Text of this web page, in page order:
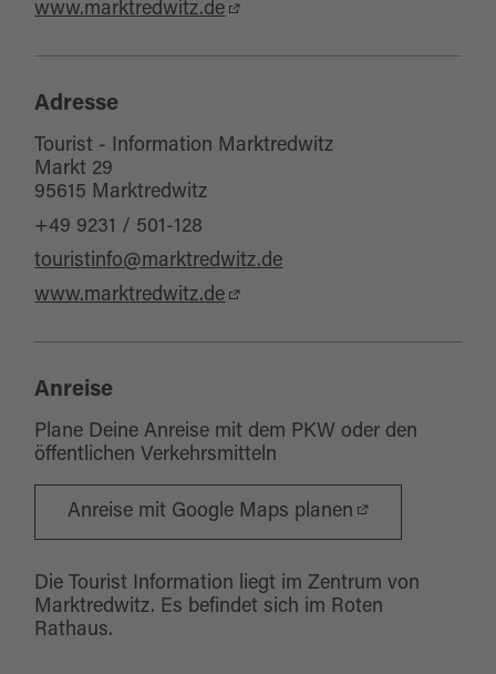
Ausflugsziele
Webcams
www.marktredwitz.de
Adresse
Tourist - Information Marktredwitz
Markt 29
95615 Marktredwitz
+49 9231 / 501-128
touristinfo@marktredwitz.de
www.marktredwitz.de
Anreise
Plane Deine Anreise mit dem PKW oder den
öffentlichen Verkehrsmitteln
Anreise mit Google Maps planen
Die Tourist Information liegt im Zentrum von
Marktredwitz. Es befindet sich im Roten
Rathaus.